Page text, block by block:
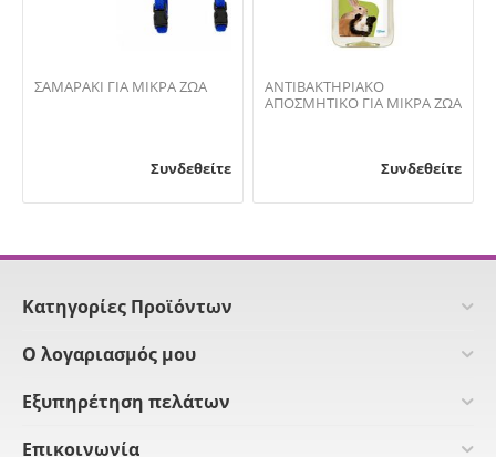
ΣΑΜΑΡΑΚΙ ΓΙΑ ΜΙΚΡΑ ΖΩΑ
Συνδεθείτε
ΑΝΤΙΒΑΚΤΗΡΙΑΚΟ
ΑΠΟΣΜΗΤΙΚΟ ΓΙΑ ΜΙΚΡΑ ΖΩΑ
Συνδεθείτε
Κατηγορίες Προϊόντων
Ο λογαριασμός μου
Εξυπηρέτηση πελάτων
Επικοινωνία